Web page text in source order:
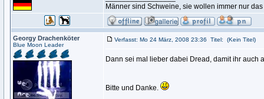
Männer sind Schweine, sie wollen immer nur
Georgy Drachenköter
Blue Moon Leader
Verfasst: Mo 24 März, 2008 23:36 Titel: (Kein Titel)
Dann sei mal lieber dabei Dread, damit ihr auch
Bitte und Danke.